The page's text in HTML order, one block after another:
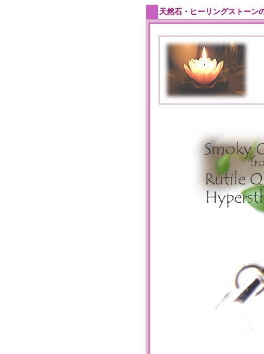
天然石・ヒーリングストーン